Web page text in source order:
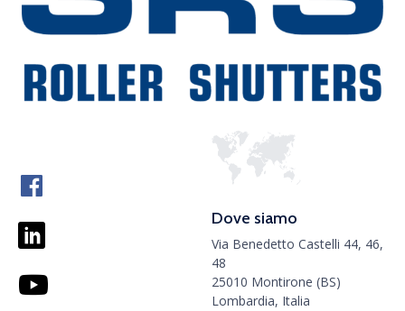
Dove siamo
Via Benedetto Castelli 44, 46,
48
25010 Montirone (BS)
Lombardia, Italia